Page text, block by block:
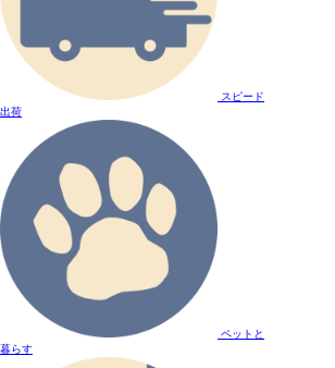
スピード
出荷
ペットと
暮らす